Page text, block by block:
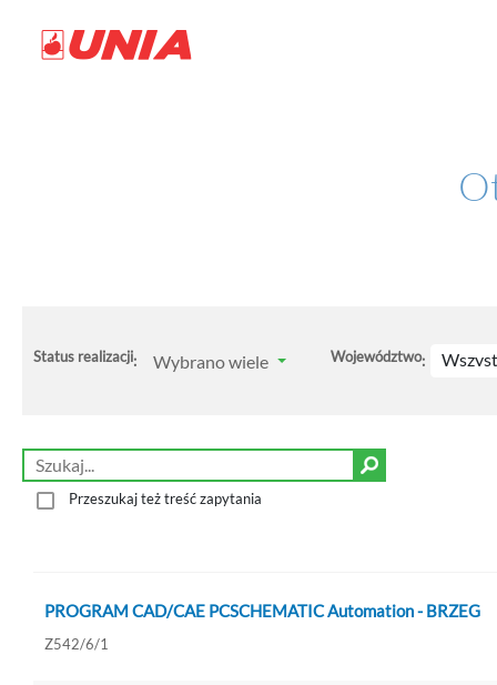
Status realizacji: Wybrano wiele Województwo:
Przeszukaj też treść zapytania
PROGRAM CAD/CAE PCSCHEMATIC Automation - BRZEG
Z542/6/1